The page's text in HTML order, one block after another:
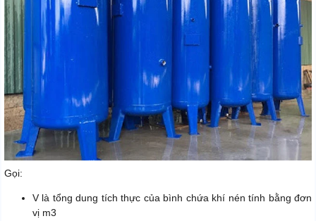
Gọi:
V là tổng dung tích thực của bình chứa khí nén tính bằng đơn
vị m3